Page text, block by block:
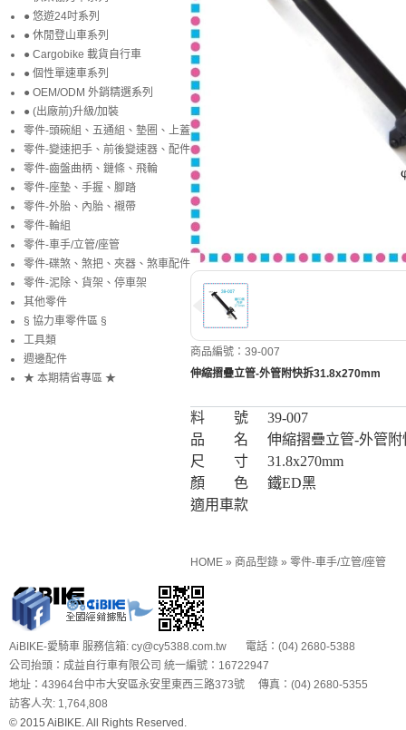
商品編號：39-007
伸縮摺疊立管-外管附快拆31.8x270mm
料 號
39-007
品 名
伸縮摺疊立管-外管附
尺 寸
31.8x270mm
顏 色
鐵ED黑
適用車款
HOME » 商品型錄 » 零件-車手/立管/座管
● 悠遊24吋系列
● 休閒登山車系列
● Cargobike 載貨自行車
● 個性單速車系列
● OEM/ODM 外銷精選系列
● (出廠前)升級/加裝
零件-頭碗組、五通組、墊圈、上蓋
零件-變速把手、前後變速器、配件
零件-齒盤曲柄、鏈條、飛輪
零件-座墊、手握、腳踏
零件-外胎、內胎、襯帶
零件-輪組
零件-車手/立管/座管
零件-碟煞、煞把、夾器、煞車配件
零件-泥除、貨架、停車架
其他零件
§ 協力車零件區 §
工具類
週邊配件
★ 本期精省專區 ★
AiBIKE-愛騎車 服務信箱: cy@cy5388.com.tw 電話：(04) 2680-5388
公司抬頭：成益自行車有限公司 統一編號：16722947
地址：43964台中市大安區永安里東西三路373號 傳真：(04) 2680-5355
訪客人次: 1,764,808
© 2015 AiBIKE. All Rights Reserved.